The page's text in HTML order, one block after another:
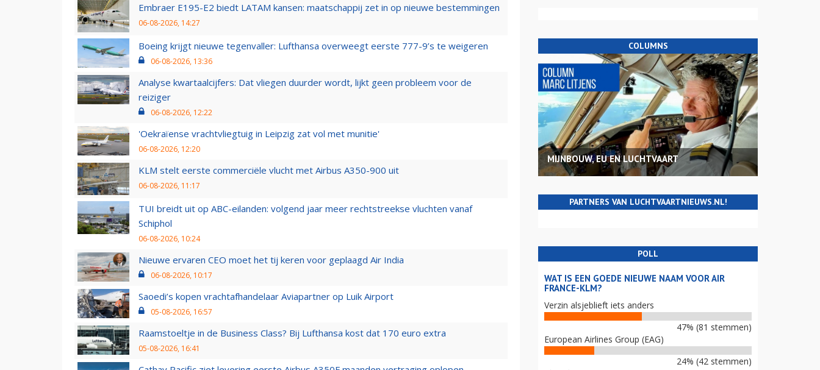
Embraer E195-E2 biedt LATAM kansen: maatschappij zet in op nieuwe bestemmingen
06-08-2026, 14:27
Boeing krijgt nieuwe tegenvaller: Lufthansa overweegt eerste 777-9’s te weigeren
06-08-2026, 13:36
Analyse kwartaalcijfers: Dat vliegen duurder wordt, lijkt geen probleem voor de
reiziger
06-08-2026, 12:22
'Oekraïense vrachtvliegtuig in Leipzig zat vol met munitie'
06-08-2026, 12:20
KLM stelt eerste commerciële vlucht met Airbus A350-900 uit
06-08-2026, 11:17
TUI breidt uit op ABC-eilanden: volgend jaar meer rechtstreekse vluchten vanaf
Schiphol
06-08-2026, 10:24
Nieuwe ervaren CEO moet het tij keren voor geplaagd Air India
06-08-2026, 10:17
Saoedi’s kopen vrachtafhandelaar Aviapartner op Luik Airport
05-08-2026, 16:57
Raamstoeltje in de Business Class? Bij Lufthansa kost dat 170 euro extra
05-08-2026, 16:41
COLUMNS
MIJNBOUW, EU EN LUCHTVAART
PARTNERS VAN LUCHTVAARTNIEUWS.NL!
POLL
WAT IS EEN GOEDE NIEUWE NAAM VOOR AIR
FRANCE-KLM?
Verzin alsjeblieft iets anders
47% (81 stemmen)
European Airlines Group (EAG)
24% (42 stemmen)